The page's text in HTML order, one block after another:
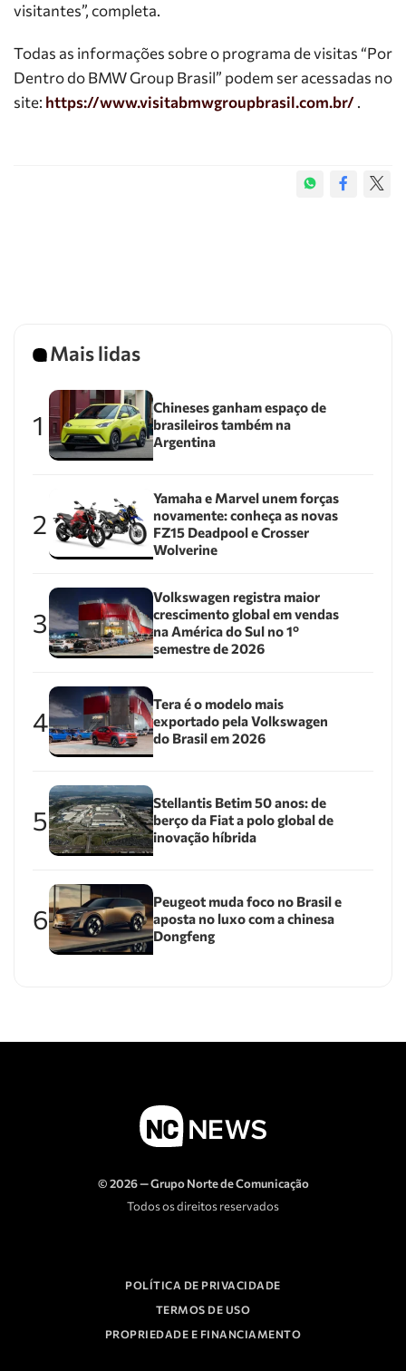
visitantes”, completa.
Todas as informações sobre o programa de visitas “Por
Dentro do BMW Group Brasil” podem ser acessadas no
site: https://www.visitabmwgroupbrasil.com.br/.
Mais lidas
1
Chineses ganham espaço de
brasileiros também na
Argentina
2
Yamaha e Marvel unem forças
novamente: conheça as novas
FZ15 Deadpool e Crosser
Wolverine
3
Volkswagen registra maior
crescimento global em vendas
na América do Sul no 1º
semestre de 2026
4
Tera é o modelo mais
exportado pela Volkswagen
do Brasil em 2026
5
Stellantis Betim 50 anos: de
berço da Fiat a polo global de
inovação híbrida
6
Peugeot muda foco no Brasil e
aposta no luxo com a chinesa
Dongfeng
© 2026 — Grupo Norte de Comunicação
Todos os direitos reservados
POLÍTICA DE PRIVACIDADE
TERMOS DE USO
PROPRIEDADE E FINANCIAMENTO